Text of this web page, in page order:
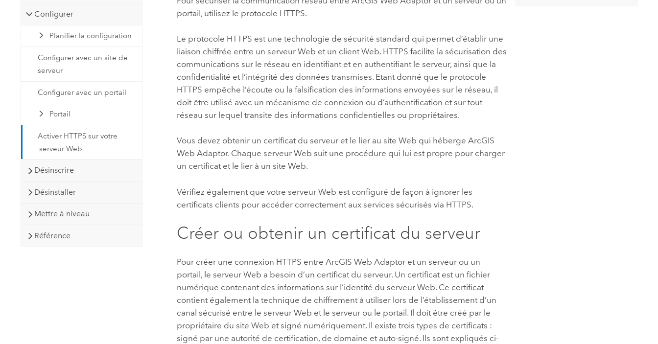
Configurer
Planifier la configuration
Configurer avec un site de
serveur
Configurer avec un portail
Portail
Activer HTTPS sur votre
serveur Web
Désinscrire
Désinstaller
Mettre à niveau
Référence
portail, utilisez le protocole HTTPS.
Le protocole HTTPS est une technologie de sécurité standard qui permet d’établir une
liaison chiffrée entre un serveur Web et un client Web. HTTPS facilite la sécurisation des
communications sur le réseau en identifiant et en authentifiant le serveur, ainsi que la
confidentialité et l’intégrité des données transmises. Etant donné que le protocole
HTTPS empêche l’écoute ou la falsification des informations envoyées sur le réseau, il
doit être utilisé avec un mécanisme de connexion ou d’authentification et sur tout
réseau sur lequel transite des informations confidentielles ou propriétaires.
Vous devez obtenir un certificat du serveur et le lier au site Web qui hébergeArcGIS
Web Adaptor. Chaque serveur Web suit une procédure qui lui est propre pour charger
un certificat et le lier à un site Web.
Vérifiez également que votre serveur Web est configuré de façon à ignorer les
certificats clients pour accéder correctement aux services sécurisés via HTTPS.
Créer ou obtenir un certificat du serveur
Pour créer une connexion HTTPS entreArcGIS Web Adaptor et un serveur ou un
portail, le serveur Web a besoin d’un certificat du serveur. Un certificat est un fichier
numérique contenant des informations sur l’identité du serveur Web. Ce certificat
contient également la technique de chiffrement à utiliser lors de l’établissement d’un
canal sécurisé entre le serveur Web et le serveur ou le portail. Il doit être créé par le
propriétaire du site Web et signé numériquement. Il existe trois types de certificats :
signé par une autorité de certification, de domaine et auto-signé. Ils sont expliqués ci-